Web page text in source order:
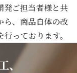
発ご担当者様と共
ら、商品自体の改
っております。
、